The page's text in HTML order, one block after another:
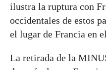
ilustra la ruptura con
occidentales de estos
el lugar de Francia en
La retirada de la